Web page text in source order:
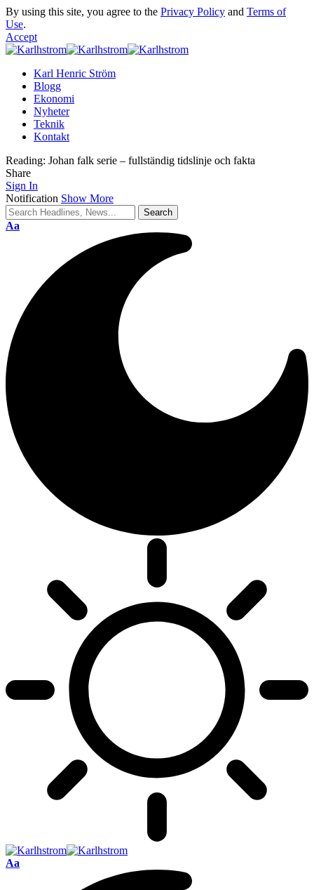
By using this site, you agree to the Privacy Policy and Terms of
Use.
Accept
Karl Henric Ström
Blogg
Ekonomi
Nyheter
Teknik
Kontakt
Reading: Johan falk serie – fullständig tidslinje och fakta
Share
Sign In
Notification Show More
Font
Aa
Font
Aa